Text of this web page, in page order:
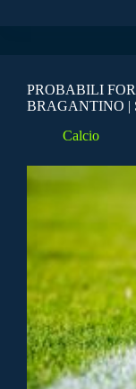
PROBABILI
BRAGANTINO |
Calcio